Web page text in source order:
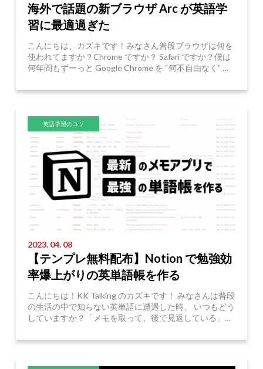
海外で話題の新ブラウザ Arc が英語学
習に最適過ぎた
こんにちは、カズキです！みなさん普段ブラウザは何を
使われてますか？Chrome ですか？ Safari ですか？僕は
何年間もずーっと Google Chrome を “何不自由なく” 使
英語学習のコツ
2023. 04. 08
【テンプレ無料配布】Notion で勉強効
率爆上がりの英単語帳を作る
こんにちは！KK Talking のカズキです！ みなさんは普段
の生活の中で知らない英単語に遭遇した時、 いつもどう
していますか？「メモを取って、後で見返している」と
理さ ...